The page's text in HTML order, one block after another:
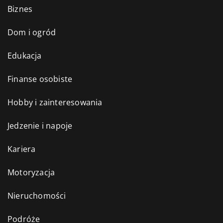
Biznes
Dom i ogród
Edukacja
Finanse osobiste
Hobby i zainteresowania
Jedzenie i napoje
Kariera
Motoryzacja
Nieruchomości
Podróże